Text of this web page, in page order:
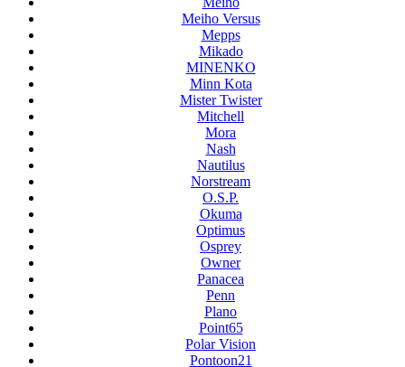
Meiho Versus
Mepps
Mikado
MINENKO
Minn Kota
Mister Twister
Mitchell
Mora
Nash
Nautilus
Norstream
O.S.P.
Okuma
Optimus
Osprey
Owner
Panacea
Penn
Plano
Point65
Polar Vision
Pontoon21